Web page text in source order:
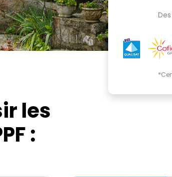
les
: